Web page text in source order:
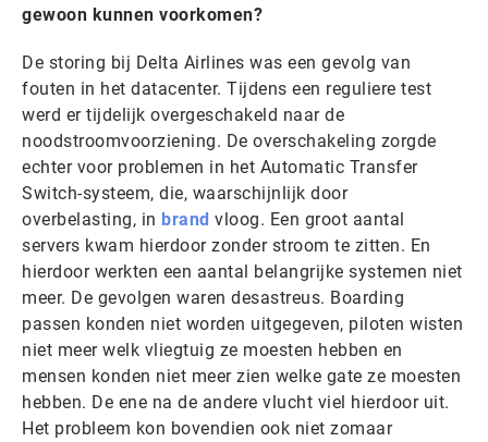
gewoon kunnen voorkomen?
De storing bij Delta Airlines was een gevolg van
fouten in het datacenter. Tijdens een reguliere test
werd er tijdelijk overgeschakeld naar de
noodstroomvoorziening. De overschakeling zorgde
echter voor problemen in het Automatic Transfer
Switch-systeem, die, waarschijnlijk door
overbelasting, in brand vloog. Een groot aantal
servers kwam hierdoor zonder stroom te zitten. En
hierdoor werkten een aantal belangrijke systemen niet
meer. De gevolgen waren desastreus. Boarding
passen konden niet worden uitgegeven, piloten wisten
niet meer welk vliegtuig ze moesten hebben en
mensen konden niet meer zien welke gate ze moesten
hebben. De ene na de andere vlucht viel hierdoor uit.
Het probleem kon bovendien ook niet zomaar